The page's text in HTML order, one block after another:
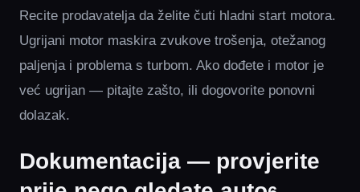
Recite prodavatelja da želite čuti hladni start motora.
Ugrijani motor maskira zvukove trošenja, otežanog
paljenja i problema s turbom. Ako dođete i motor je
već ugrijan — pitajte zašto, ili dogovorite ponovni
dolazak.
Dokumentacija — provjerite